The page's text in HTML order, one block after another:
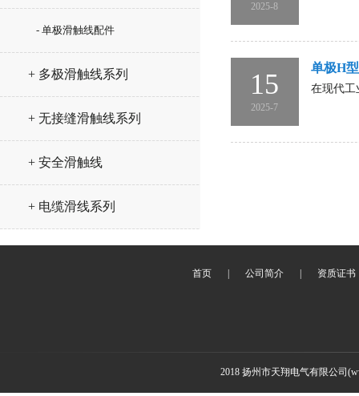
- 单极滑触线配件
+ 多极滑触线系列
+ 无接缝滑触线系列
+ 安全滑触线
+ 电缆滑线系列
2025-8
15
2025-7
单极H
在现代工
首页 公司简介 资质证书
2018 扬州市天翔电气有限公司